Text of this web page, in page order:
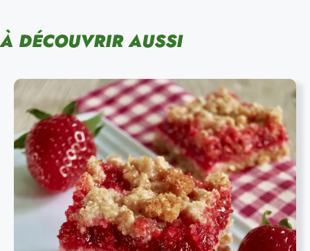
À DÉCOUVRIR AUSSI